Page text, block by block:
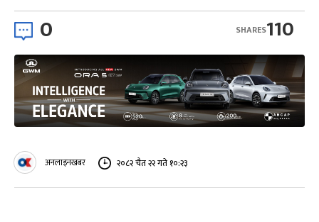
0 110
SHARES
अनलाइनखबर २०८२ चैत २२ गते १०:२३